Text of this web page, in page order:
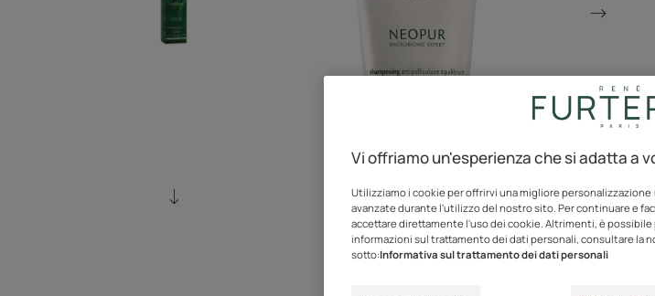
Vi offriamo un'esperienza che si adatta a
Utilizziamo i cookie per offrirvi una migliore
avanzate durante l'utilizzo del nostro sito. Per continuare e
accettare direttamente l'uso dei cookie. Altrimenti, è
informazioni sul trattamento dei dati personali, consultare la
sotto:Informativa sul trattamento dei dati personali